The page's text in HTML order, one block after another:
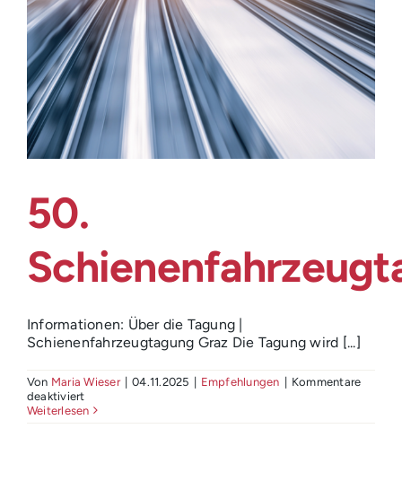
50.
Informationen: Über die Tagung |
Schienenfahrzeugtagung Graz Die Tagung wird [...]
Von Maria Wieser 04.11.2025 Empfehlungen
Kommentare
deaktiviertfür
50.
Weiterlesen